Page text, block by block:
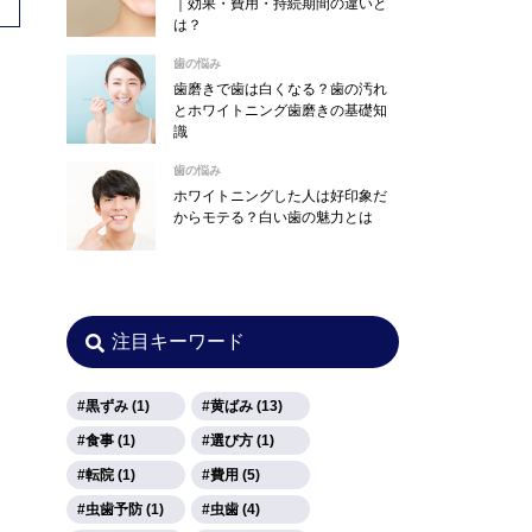
は？
歯の悩み
歯磨きで歯は白くなる？歯の汚れ
とホワイトニング歯磨きの基礎知
識
歯の悩み
ホワイトニングした人は好印象だ
からモテる？白い歯の魅力とは
注目キーワード
黒ずみ (1) 黄ばみ (13)
食事 (1) 選び方 (1)
転院 (1) 費用 (5)
虫歯予防 (1) 虫歯 (4)